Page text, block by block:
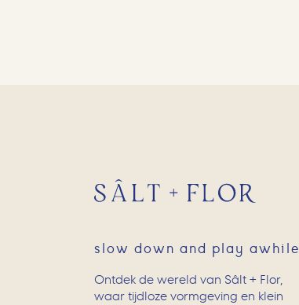
slow down and play awhile
Ontdek de wereld van Sâlt + Flor,
waar tijdloze vormgeving en klein